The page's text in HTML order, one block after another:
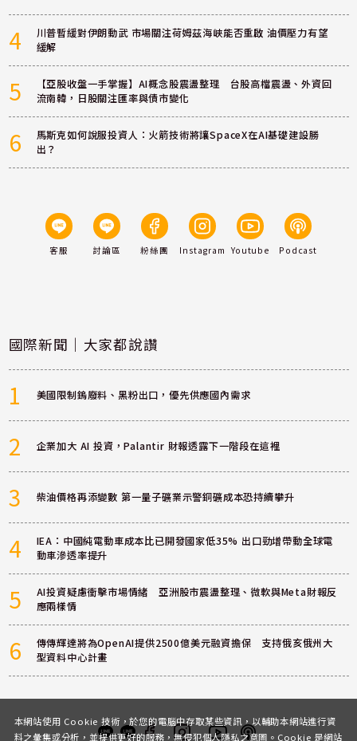
4
川普暫緩對伊朗動武 市場關注荷姆茲海峽能否重啟 油價壓力有望
緩解
5
【亞股收盤一手掌握】AI概念股震盪整理 台股高檔震盪、外資回
流南韓，日股關注匯率與債市變化
6
馬斯克如何說服投資人：火箭技術將讓SpaceX在AI基礎建設勝
出？
客服 討論區 粉絲團 Instagram Youtube Podcast
國際新聞｜大家都說讚
1 美國限制鎢廢料、黑粉出口，優先供應國內需求
2 企業加大 AI 投資，Palantir 財報透露下一階段在這裡
3 柴油價格再添變數 第一量子礦業示警銅礦成本恐持續攀升
4
IEA：中國純電動車成本比已開發國家低35% 出口勁增帶動全球電
動車滲透率提升
5
AI投資疑慮衝擊市場情緒 亞洲股市震盪整理、微軟與Meta財報反
應兩樣情
6
傳傳輝達將為OpenAI提供2500億美元融資擔保 支持俄亥俄州大
型資料中心計畫
本網站使用 Cookie 技術，於您的電腦中存取某些資訊，以輔助本網站進行資
料之彙集或分析，並提供更好的服務，無侵犯個人隱私之意圖。Cookie 是網站